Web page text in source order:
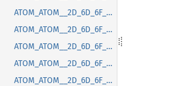
ATOM_ATOM__2D_6D_6F_7A_2D_67_74_6B_2D_63_73_64_2D_6D_61_78_69_6D_69_7A_65_2D_62_75_74_74_6F_6E_2D_70_6F_73_69_74_69_6F_6E
ATOM_ATOM__2D_6D_6F_7A_2D_67_74_6B_2D_63_73_64_2D_6D_65_6E_75_2D_72_61_64_69_75_73
ATOM_ATOM__2D_6D_6F_7A_2D_67_74_6B_2D_63_73_64_2D_6D_69_6E_69_6D_69_7A_65_2D_62_75_74_74_6F_6E_2D_70_6F_73_69_74_69_6F_6E
ATOM_ATOM__2D_6D_6F_7A_2D_67_74_6B_2D_63_73_64_2D_74_69_74_6C_65_62_61_72_2D_62_75_74_74_6F_6E_2D_73_70_61_63_69_6E_67
ATOM_ATOM__2D_6D_6F_7A_2D_67_74_6B_2D_63_73_64_2D_74_69_74_6C_65_62_61_72_2D_72_61_64_69_75_73